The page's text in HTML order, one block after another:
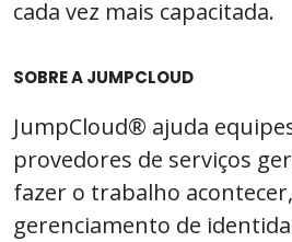
cada vez mais capacitada.
SOBRE A JUMPCLOUD
JumpCloud® ajuda
provedores de serviços
fazer o trabalho
gerenciamento de